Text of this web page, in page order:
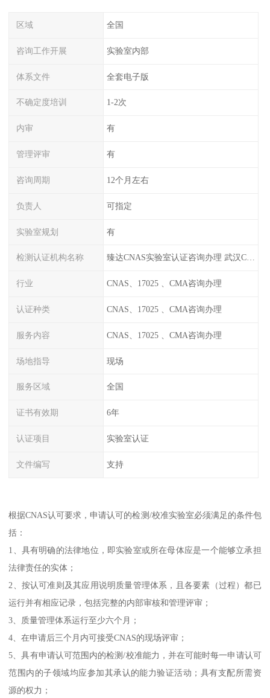
区域 全国
咨询工作开展 实验室内部
体系文件 全套电子版
不确定度培训 1-2次
内审 有
管理评审 有
咨询周期 12个月左右
负责人 可指定
实验室规划 有
检测认证机构名称 臻达CNAS实验室认证咨询办理 武汉CNAS实验室认可办理
行业 CNAS、17025 、CMA咨询办理
认证种类 CNAS、17025 、CMA咨询办理
服务内容 CNAS、17025 、CMA咨询办理
场地指导 现场
服务区域 全国
证书有效期 6年
认证项目 实验室认证
文件编写 支持
根据CNAS认可要求，申请认可的检测/校准实验室必须满足的条件包
括：
1、具有明确的法律地位，即实验室或所在母体应是一个能够立承担
法律责任的实体；
2、按认可准则及其应用说明质量管理体系，且各要素（过程）都已
运行并有相应记录，包括完整的内部审核和管理评审；
3、质量管理体系运行至少六个月；
4、在申请后三个月内可接受CNAS的现场评审；
5、具有申请认可范围内的检测/校准能力，并在可能时每一申请认可
范围内的子领域均应参加其承认的能力验证活动；具有支配所需资
源的权力；